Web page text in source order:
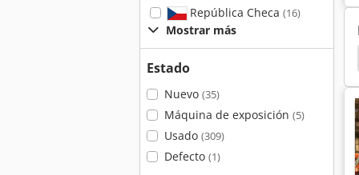
República Checa (16)
Mostrar más
Estado
Nuevo (35)
Máquina de exposición (5)
Usado (309)
Defecto (1)